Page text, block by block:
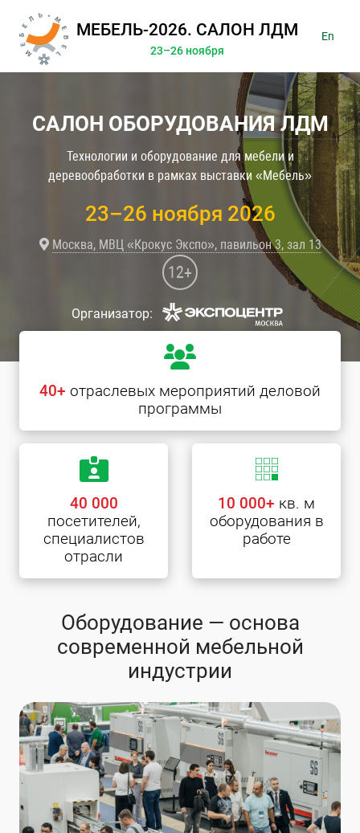
МЕБЕЛЬ-2026. САЛОН ЛДМ
23–26 ноября
En
САЛОН ОБОРУДОВАНИЯ ЛДМ
Технологии и оборудование для мебели и
деревообработки в рамках выставки «Мебель»
23–26 ноября 2026
Москва, МВЦ «Крокус Экспо», павильон 3, зал 13
12+
Организатор:
40+ отраслевых мероприятий деловой
программы
40 000
посетителей,
специалистов
отрасли
10 000+ кв. м
оборудования в
работе
Оборудование — основа
современной мебельной
индустрии